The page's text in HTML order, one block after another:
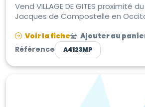
Vend VILLAGE DE GITES proximité
Jacques de Compostelle en
Voir la fiche Ajouter au
Référence A4123MP